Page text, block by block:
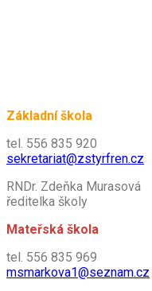
Základní škola
tel. 556 835 920
sekretariat@zstyrfren.cz
RNDr. Zdeňka Murasová
ředitelka školy
Mateřská škola
tel. 556 835 969
msmarkova1@seznam.cz